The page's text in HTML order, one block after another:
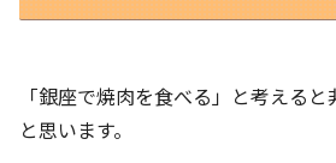
「銀座で焼肉を食べる」と考える
と思います。